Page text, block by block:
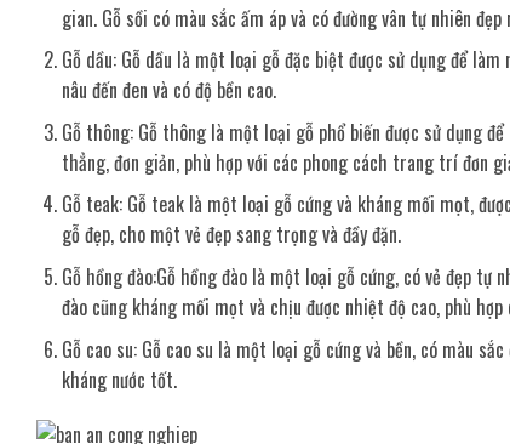
gian. Gỗ sồi có màu sắc ấm áp và có đường vân tự nhiên
Gỗ dầu: Gỗ dầu là một loại gỗ đặc biệt được sử dụng để
nâu đến đen và có độ bền cao.
Gỗ thông: Gỗ thông là một loại gỗ phổ biến được sử dụng
thẳng, đơn giản, phù hợp với các phong cách trang trí đơn
Gỗ teak: Gỗ teak là một loại gỗ cứng và kháng mối mọt,
gỗ đẹp, cho một vẻ đẹp sang trọng và đầy đặn.
Gỗ hồng đào:Gỗ hồng đào là một loại gỗ cứng, có vẻ đẹp tự
đào cũng kháng mối mọt và chịu được nhiệt độ cao, phù
Gỗ cao su: Gỗ cao su là một loại gỗ cứng và bền, có màu
kháng nước tốt.